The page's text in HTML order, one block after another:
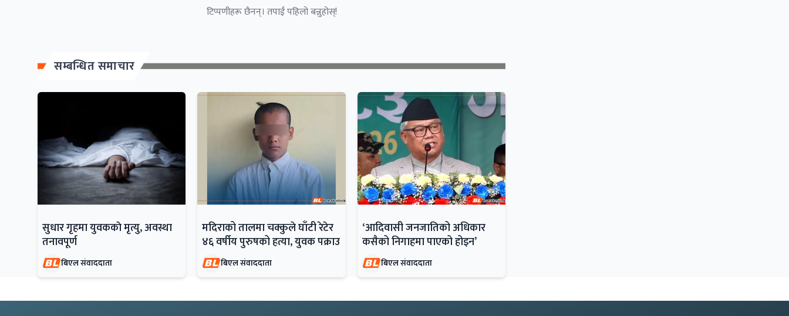
टिप्पणीहरू छैनन्। तपाईं पहिलो बन्नुहोस्!
सम्बन्धित समाचार
सुधार गृहमा युवककाे मृत्यु, अवस्था
तनावपूर्ण
बिएल संवाददाता
मदिराको तालमा चक्कुले घाँटी रेटेर
४६ वर्षीय पुरुषको हत्या, युवक पक्राउ
बिएल संवाददाता
‘आदिवासी जनजातिको अधिकार
कसैको निगाहमा पाएको होइन’
बिएल संवाददाता